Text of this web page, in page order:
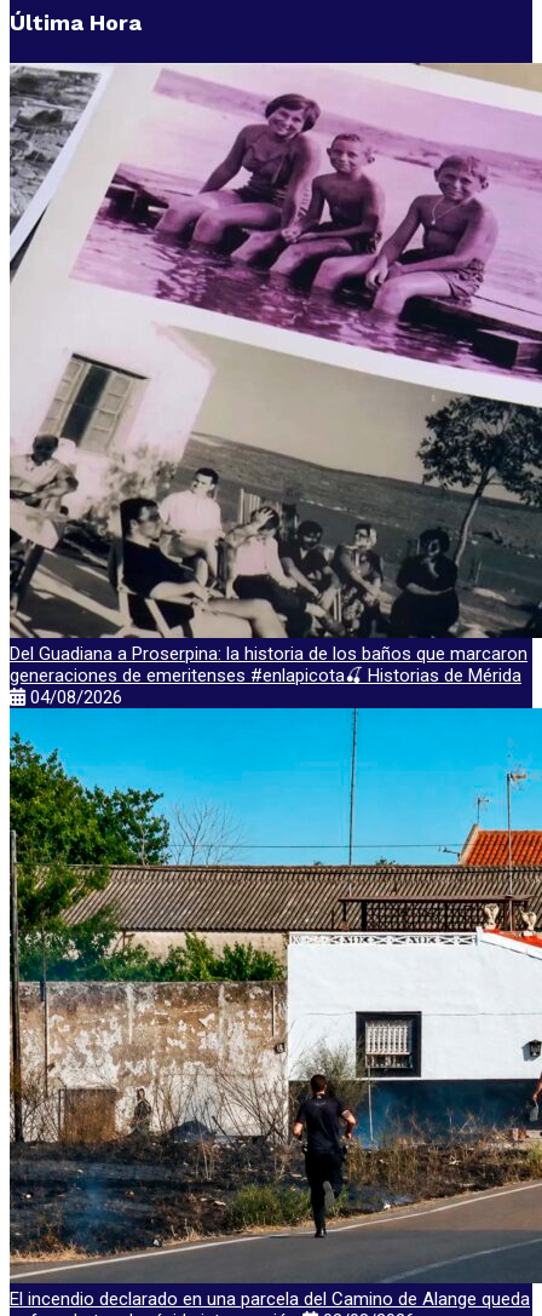
Última Hora
Del Guadiana a Proserpina: la historia de los baños que marcaron
generaciones de emeritenses #enlapicota🍒 Historias de Mérida
04/08/2026
El incendio declarado en una parcela del Camino de Alange queda